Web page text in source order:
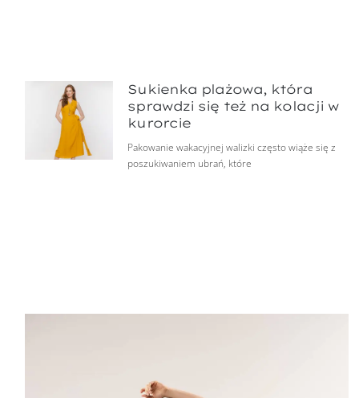
Sukienka plażowa, która
sprawdzi się też na kolacji w
kurorcie
Pakowanie wakacyjnej walizki często wiąże się z
poszukiwaniem ubrań, które